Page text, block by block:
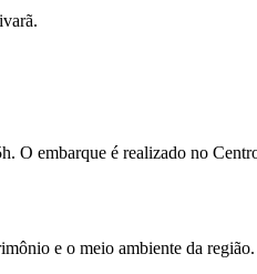
O embarque é realizado no
e o meio ambiente da região.